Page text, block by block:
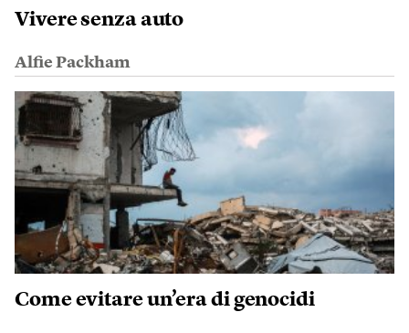
Vivere senza auto
Alfie Packham
Come evitare un’era di genocidi